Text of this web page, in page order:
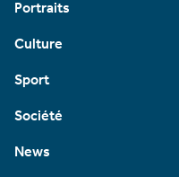
Portraits
Culture
Sport
Société
News